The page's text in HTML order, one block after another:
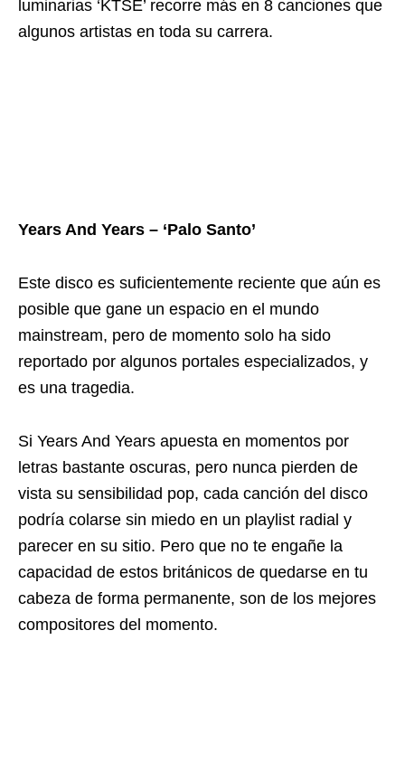
luminarias ‘KTSE’ recorre más en 8 canciones que
algunos artistas en toda su carrera.
Years And Years – ‘Palo Santo’
Este disco es suficientemente reciente que aún es
posible que gane un espacio en el mundo
mainstream, pero de momento solo ha sido
reportado por algunos portales especializados, y
es una tragedia.
Si Years And Years apuesta en momentos por
letras bastante oscuras, pero nunca pierden de
vista su sensibilidad pop, cada canción del disco
podría colarse sin miedo en un playlist radial y
parecer en su sitio. Pero que no te engañe la
capacidad de estos británicos de quedarse en tu
cabeza de forma permanente, son de los mejores
compositores del momento.